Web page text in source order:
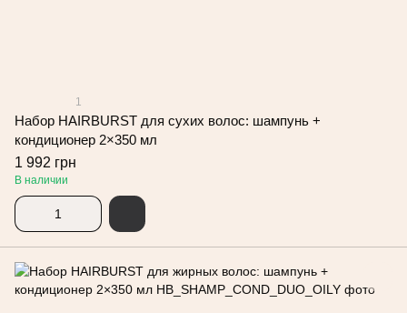
1
Набор HAIRBURST для сухих волос: шампунь +
кондиционер 2×350 мл
1 992 грн
В наличии